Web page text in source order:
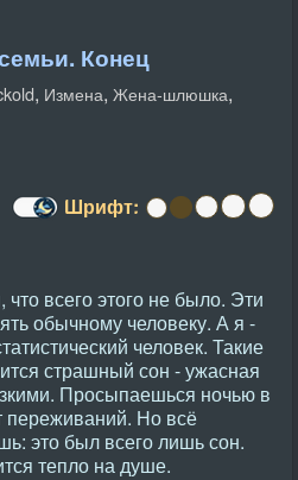
Конец
, Измена, Жена-шлюшка,
Шрифт:
всего этого не было. Эти
обычному человеку. А я -
человек. Такие
страшный сон - ужасная
Просыпаешься ночью в
переживаний. Но всё
это был всего лишь сон.
тепло на душе.